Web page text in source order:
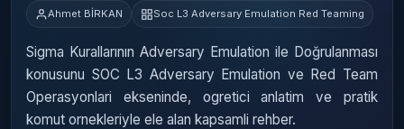
Ahmet BİRKAN Soc L3 Adversary Emulation Red Teaming
Sigma Kurallarının Adversary Emulation ile Doğrulanması
konusunu SOC L3 Adversary Emulation ve Red Team
Operasyonlari ekseninde, ogretici anlatim ve pratik
komut ornekleriyle ele alan kapsamli rehber.